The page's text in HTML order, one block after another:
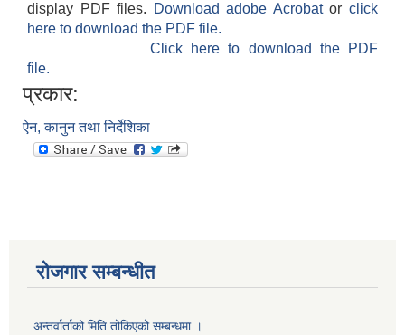
display PDF files.
Download adobe Acrobatorclick
here to download the PDF file.
Click here to download the PDF
file.
प्रकार:
ऐन, कानुन तथा निर्देशिका
रोजगार सम्बन्धीत
अन्तर्वार्ताको मिति तोकिएको सम्बन्धमा ।